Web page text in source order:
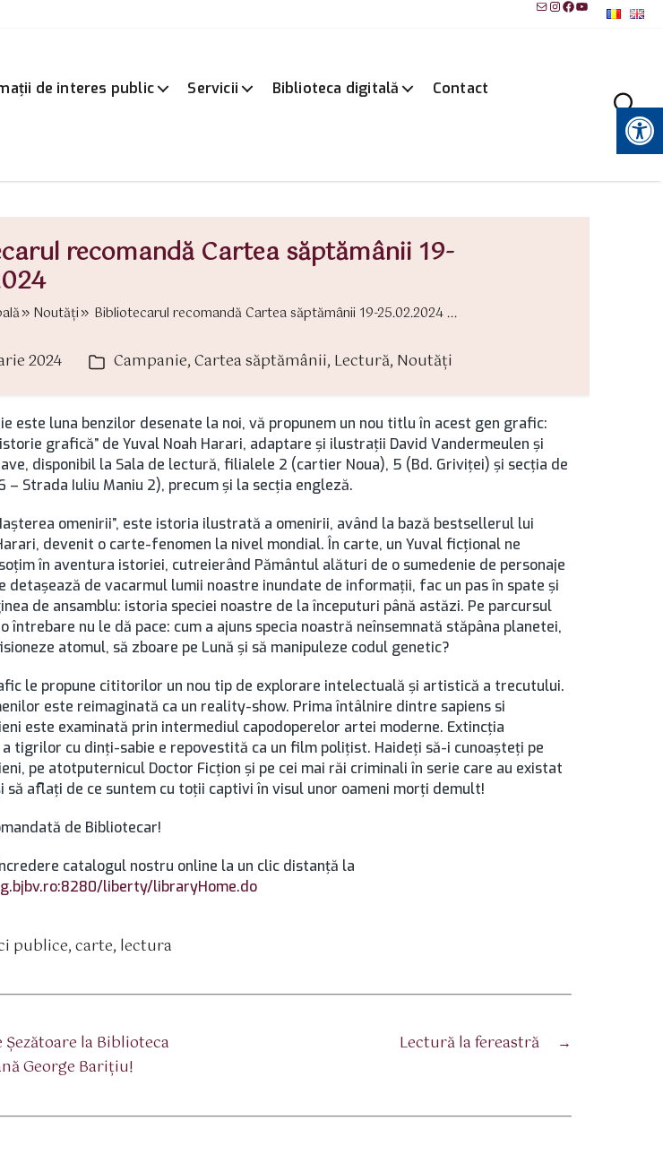
MailInstagram
Facebook
YouTube
de interes public Servicii Biblioteca digitală
Contact
Instrumente pentru accesibilitate
recomandă Cartea săptămânii 19-
Noutăți Bibliotecarul recomandă Cartea săptămânii 19-25.02.2024 ...
2024 Categorii
Campanie,Cartea săptămânii, Lectură, Noutăți
este luna benzilor desenate la noi, vă propunem un nou titlu în acest gen grafic:
istorie grafică” de Yuval Noah Harari, adaptare şi ilustraţii David Vandermeulen şi
disponibil la Sala de lectură, filialele 2 (cartier Noua), 5 (Bd. Griviţei) şi secţia de
– Strada Iuliu Maniu 2), precum şi la secţia engleză.
omenirii”, este istoria ilustrată a omenirii, având la bază bestsellerul lui
devenit o carte-fenomen la nivel mondial. În carte, un Yuval ficţional ne
în aventura istoriei, cutreierând Pământul alături de o sumedenie de personaje
detaşează de vacarmul lumii noastre inundate de informaţii, fac un pas în spate şi
de ansamblu: istoria speciei noastre de la începuturi până astăzi. Pe parcursul
întrebare nu le dă pace: cum a ajuns specia noastră neînsemnată stăpâna planetei,
atomul, să zboare pe Lună şi să manipuleze codul genetic?
le propune cititorilor un nou tip de explorare intelectuală şi artistică a trecutului.
este reimaginată ca un reality-show. Prima întâlnire dintre sapiens si
este examinată prin intermediul capodoperelor artei moderne. Extincţia
tigrilor cu dinţi-sabie e repovestită ca un film poliţist. Haideţi să-i cunoaşteţi pe
pe atotputernicul Doctor Ficţion şi pe cei mai răi criminali în serie care au existat
să aflaţi de ce suntem cu toţii captivi în visul unor oameni morţi demult!
de Bibliotecar!
catalogul nostru online la un clic distanţă la
liberty/libraryHome.do
publice,carte, lectura
Șezătoare la Biblioteca
George Barițiu!
→
Lectură la fereastră